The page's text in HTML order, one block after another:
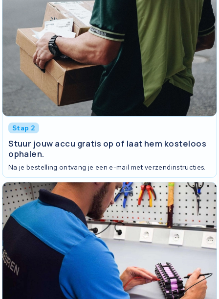
Stap 2
Stuur jouw accu gratis op of laat hem kosteloos
ophalen.
Na je bestelling ontvang je een e-mail met verzendinstructies.